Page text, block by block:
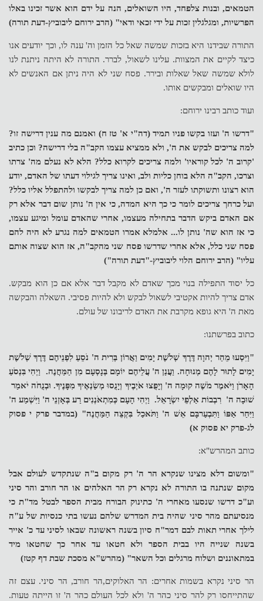
הטמאים, ובנות צלפחד, היו השואלים, הנה על ידם הוא אשר זכינו באלו
הפרשיות, ומגלגלין זכות על ידי זכאי ודאי" (הרב ירוחם ליבוביץ-דעת תורה)
התורה שבידנו היא בזכות שמשה שאל כל הזמן וה' ענה לו, וכך יודעים אנו
כיצד לקיים את המצוות. עלינו לשאול, לברר. התורה לא היתה ניתנת לנו
לולא שמשה שאל שאלות ובירר. פסח שני לא היה ניתן אם האנשים לא
היו שואלים ומבקשים אותו.
ועוד כותב רבינו ירוחם:
"דרשו ה' ועזו בקשו פניו תמיד (דה"י א' טז ח) ואמנם מה ענין דרישה זו?
למה צריכים לבקש את ה', ולא ממציא עצמו הקב"ה בלי דרישה? וכן כתיב
'קרוב ה' לכל קוראיו' ולמה צריכים לקרוא כלל? הלא לא נעלם מה' צרתו
וצרכו, הקב"ה הלא בוחן כליות ולב, ואינו צריך לגילוי דעתו של האדם, יודע
הוא רצונו ותשוקתו לעזר ה', ואם כן למה צריך לבקשו ולהתפלל אליו כלל?
ועל כרחך צריכים לומר כי כך היא המדה, כי אין ה' נותן שום דבר אלא רק
אם האדם ביקש הדבר בתחילה מעצמו, אחרי שהאדם עומל ומיגע עצמו,
כי אז הוא שה' נותן לו... אלמלא אמרו הטמאים למה נגרע לא היה להם
פסח שני כלל, אלא אחרי שדרשו פסח שני מהקב"ה, אז הוא שצוה אותם
עליו" (הרב ירוחם הלוי ליבוביץ-"דעת תורה")
כל יסוד התפילה בנוי מכך שאדם לא מקבל דבר אלא אם כן הוא מבקש.
אדם צריך להיות אקטיבי לשאול לבקש ולא להיות פסיבי. השאלה והבקשה
מאת ה' היא גופא מקרבת את האדם לריבונו של עולם.
כתוב בפרשתנו:
"וַיִּסְעוּ מֵהַר יְהוָה דֶּרֶךְ שְׁלֹשֶׁת יָמִים וַאֲרוֹן בְּרִית ה' נֹסֵעַ לִפְנֵיהֶם דֶּרֶךְ שְׁלֹשֶׁת
יָמִים לָתוּר לָהֶם מְנוּחָה. וַעֲנַן ה' עֲלֵיהֶם יוֹמָם בְּנָסְעָם מִן הַמַּחֲנֶה. וַיְהִי בִּנְסֹעַ
הָאָרֹן וַיֹּאמֶר מֹשֶׁה קוּמָה ה' וְיָפֻצוּ אֹיְבֶיךָ וְיָנֻסוּ מְשַׂנְאֶיךָ מִפָּנֶיךָ. וּבְנֻחֹה יֹאמַר
שׁוּבָה ה' רִבְבוֹת אַלְפֵי יִשְׂרָאֵל. וַיְהִי הָעָם כְּמִתְאֹנְנִים רַע בְּאָזְנֵי ה' וַיִּשְׁמַע ה'
וַיִּחַר אַפּוֹ וַתִּבְעַרבָּם אֵשׁ ה' וַתֹּאכַל בִּקְצֵה הַמַּחֲנֶה" (במדבר פרק י פסוק
לג-פרק יא פסוק א)
כותב המהרש"א:
"ומשום דלא מצינו שנקרא הר ה' רק מקום ב"ה שנתקדש לעולם אבל
מקום שנתנה בו התורה לא נקרא רק הר האלהים או הר חורב והר סיני
וע"כ דרשו שנסעו מאחרי ה' כתינוק הבורח מבית הספר לבטל מד"ת כי
מנסיעתם מהר סיני שהיה בית המדרש שלהם נעשו בתי כנסיות של ע"ה
לילך אחרי תאות לבם דמר"ח סיון בשנה ראשונה שבאו לסיני עד כ' אייר
בשנה שנייה היו בבית הספר ולא חטאו עד אחר כך שחטאו מיד
במתאוננים ושלוח מרגלים וכל השאר" (מהרש"א מסכת שבת דף קטז)
הר סיני נקרא בשמות אחרים: הר האלוקים,הר חורב, הר סיני. עצם זה
שהתייחסו רק להר סיני כהר ה' ולא לכל העולם כהר ה' זו הייתה טעות.